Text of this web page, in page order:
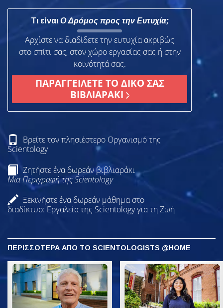
Τι είναι Ο Δρόμος προς την Ευτυχία;
Αρχίστε να διαδίδετε την ευτυχία ακριβώς
στο σπίτι σας, στον χώρο εργασίας σας ή στην
κοινότητά σας.
ΠΑΡΑΓΓΕΙΛΕΤΕ ΤΟ ΔΙΚΟ ΣΑΣ
ΒΙΒΛΙΑΡΑΚΙ
Βρείτε τον πλησιέστερο Οργανισμό της
Scientology
Ζητήστε ένα δωρεάν βιβλιαράκι
Μια Περιγραφή της Scientology
Ξεκινήστε ένα δωρεάν μάθημα στο
διαδίκτυο: Εργαλεία της Scientology για τη Ζωή
ΠΕΡΙΣΣΟΤΕΡΑ ΑΠΟ ΤΟ SCIENTOLOGISTS @HOME